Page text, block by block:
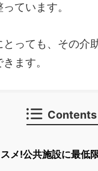
ています。
っても、その介
ます。
Contents
メ!公共施設に最低